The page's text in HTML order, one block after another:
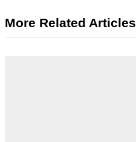
More Related Articles